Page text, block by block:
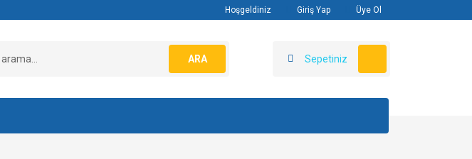
Hoşgeldiniz Giriş Yap Üye Ol
ARA Sepetiniz